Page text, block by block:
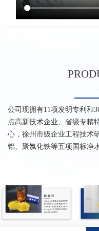
公司现拥有11项发明专利和
点高新技术企业、省级专精
心，徐州市级企业工程技术
铝、聚氯化铁等五项国标净